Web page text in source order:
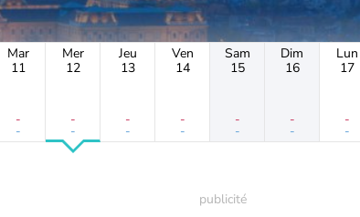
Mar
11
-
-
Mer
12
-
-
Jeu
13
-
-
Ven
14
-
-
Sam
15
-
-
Dim
16
-
-
Lun
17
-
-